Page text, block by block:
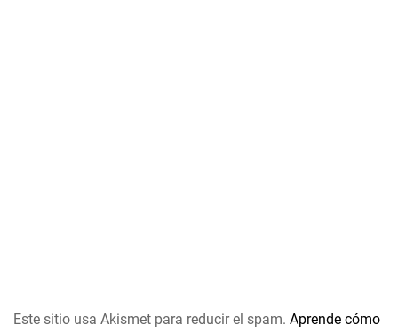
Este sitio usa Akismet para reducir el spam. Aprende cómo